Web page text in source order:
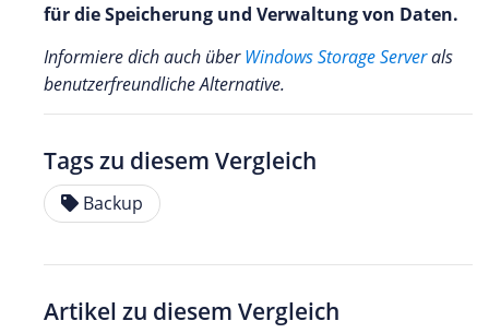
für die Speicherung und Verwaltung von Daten.
Informiere dich auch überWindows Storage Serverals
benutzerfreundliche Alternative.
Tags zu diesem Vergleich
Backup
Artikel zu diesem Vergleich